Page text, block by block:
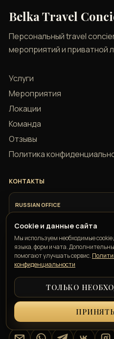
Belka Travel
Персональный travel
мероприятий и приватной
Услуги
Мероприятия
Локации
Команда
Отзывы
Политика
КОНТАКТЫ
RUSSIAN OFFICE
+7 918 685 9883
ITALIAN OFFICE
+39 351 352 1163
GEORGIAN OFFICE
+995 550 00 57 50
Cookie и данные сайта
Мы используем необходимые
языка, форм и чата.
помогают улучшать сервис.
конфиденциальности
ТОЛЬКО
ПРИНЯТЬ